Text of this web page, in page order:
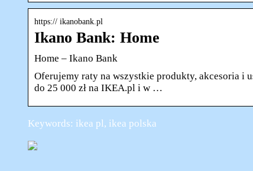
https:// ikanobank.pl
Ikano Bank: Home
Home – Ikano Bank
Oferujemy raty na wszystkie produkty, akcesoria i
do 25 000 zł na IKEA.pl i w …
Keywords: ikea pl, ikea polska